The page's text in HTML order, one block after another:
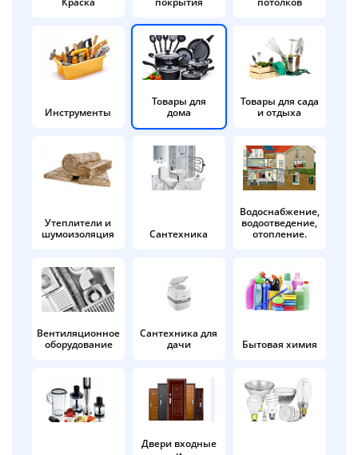
Инструменты
Товары для
дома
Товары для сада
и отдыха
Утеплители и
шумоизоляция
Сантехника
Водоснабжение,
водоотведение,
отопление.
Вентиляционное
оборудование
Сантехника для
дачи
Бытовая химия
Двери входные
Добавляйте товары
в корзину
Оплачивайте сегодня только
25% картой любого банка
Получайте товар
выбранный способом
Оставшиеся
% будут
по25%каждые 2 недели
Подробнее
об оплате Плайтом